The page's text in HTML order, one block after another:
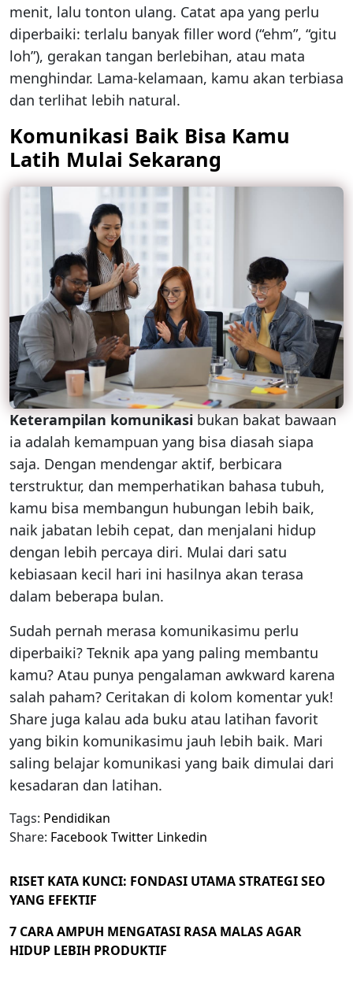
menit, lalu tonton ulang. Catat apa yang perlu
diperbaiki: terlalu banyak filler word (“ehm”, “gitu
loh”), gerakan tangan berlebihan, atau mata
menghindar. Lama-kelamaan, kamu akan terbiasa
dan terlihat lebih natural.
Komunikasi Baik Bisa Kamu
Latih Mulai Sekarang
Keterampilan komunikasibukan bakat bawaan
ia adalah kemampuan yang bisa diasah siapa
saja. Dengan mendengar aktif, berbicara
terstruktur, dan memperhatikan bahasa tubuh,
kamu bisa membangun hubungan lebih baik,
naik jabatan lebih cepat, dan menjalani hidup
dengan lebih percaya diri. Mulai dari satu
kebiasaan kecil hari ini hasilnya akan terasa
dalam beberapa bulan.
Sudah pernah merasa komunikasimu perlu
diperbaiki? Teknik apa yang paling membantu
kamu? Atau punya pengalaman awkward karena
salah paham? Ceritakan di kolom komentar yuk!
Share juga kalau ada buku atau latihan favorit
yang bikin komunikasimu jauh lebih baik. Mari
saling belajar komunikasi yang baik dimulai dari
kesadaran dan latihan.
Tags: Pendidikan
Share: FacebookTwitter Linkedin
RISET KATA KUNCI: FONDASI UTAMA STRATEGI SEO
YANG EFEKTIF
7 CARA AMPUH MENGATASI RASA MALAS AGAR
HIDUP LEBIH PRODUKTIF